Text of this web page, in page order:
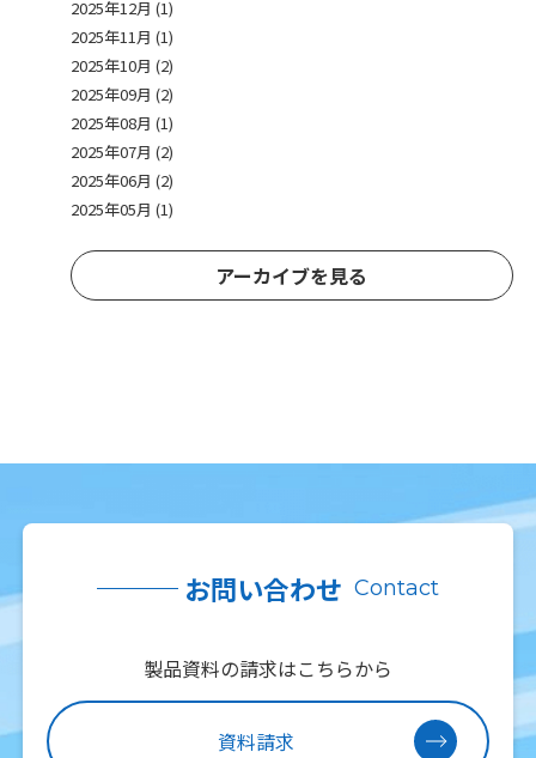
2025年12月 (1)
2025年11月 (1)
2025年10月 (2)
2025年09月 (2)
2025年08月 (1)
2025年07月 (2)
2025年06月 (2)
2025年05月 (1)
アーカイブを見る
お問い合わせ Contact
製品資料の請求はこちらから
資料請求